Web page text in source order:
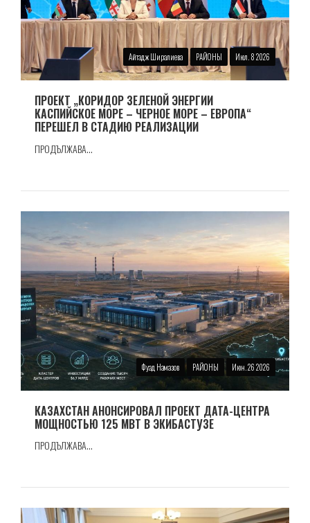
Айтадж Ширалиева РАЙОНЫ Июл. 8 2026
ПРОЕКТ „КОРИДОР ЗЕЛЕНОЙ ЭНЕРГИИ
КАСПИЙСКОЕ МОРЕ – ЧЕРНОЕ МОРЕ – ЕВРОПА“
ПЕРЕШЕЛ В СТАДИЮ РЕАЛИЗАЦИИ
ПРОДЪЛЖАВА...
Фуад Намазов РАЙОНЫ Июн. 26 2026
КАЗАХСТАН АНОНСИРОВАЛ ПРОЕКТ ДАТА-ЦЕНТРА
МОЩНОСТЬЮ 125 МВТ В ЭКИБАСТУЗЕ
ПРОДЪЛЖАВА...